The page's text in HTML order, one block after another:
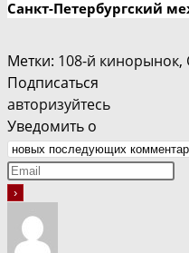
Санкт-Петербургский
Метки: 108-й кинорынок,
Подписаться
авторизуйтесь
Уведомить о